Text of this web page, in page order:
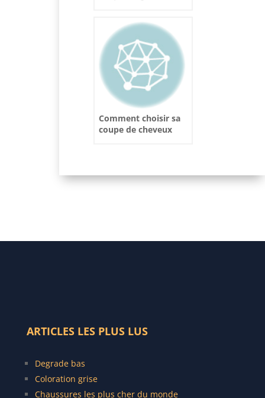
tendance
Comment choisir sa
coupe de cheveux
ARTICLES LES PLUS LUS
Degrade bas
Coloration grise
Chaussures les plus cher du monde